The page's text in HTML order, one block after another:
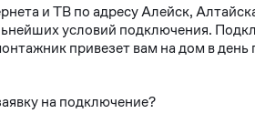
и ТВ по адресу Алейск,
условий подключения.
привезет вам на дом в
на подключение?